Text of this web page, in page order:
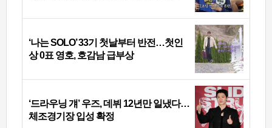
‘나는 SOLO’ 33기 첫날부터 반전…첫인
상 0표 영호, 호감남 급부상
‘드라우닝 걔’ 우즈, 데뷔 12년만 일냈다…
체조경기장 입성 확정